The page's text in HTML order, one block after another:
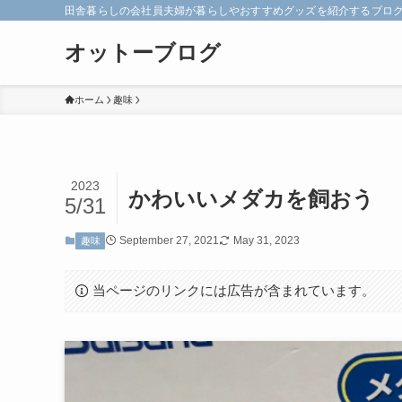
田舎暮らしの会社員夫婦が暮らしやおすすめグッズを紹介するブロ
オットーブログ
ホーム 趣味
かわいいメダカを飼おう
2023
5/31
趣味 September 27, 2021 May 31, 2023
当ページのリンクには広告が含まれています。